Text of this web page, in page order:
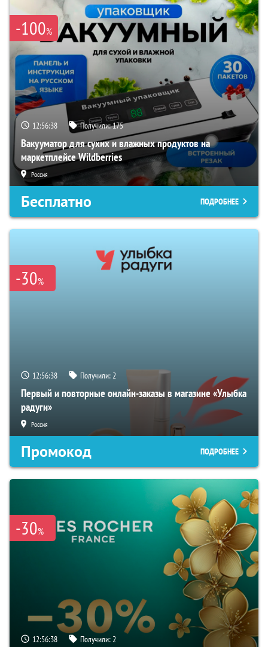
-100%
12:56:37 Получили:175
Вакууматор для сухих и влажных продуктов на
маркетплейсе Wildberries
Россия
Бесплатно ПОДРОБНЕЕ
-30%
12:56:37 Получили:2
Первый и повторные онлайн-заказы в магазине «Улыбка
радуги»
Россия
Промокод ПОДРОБНЕЕ
-30%
12:56:37 Получили:2